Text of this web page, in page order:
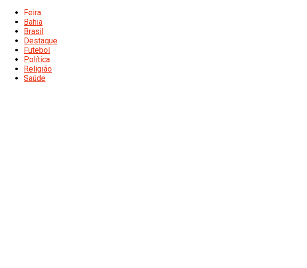
Feira
Bahia
Brasil
Destaque
Futebol
Política
Religião
Saúde